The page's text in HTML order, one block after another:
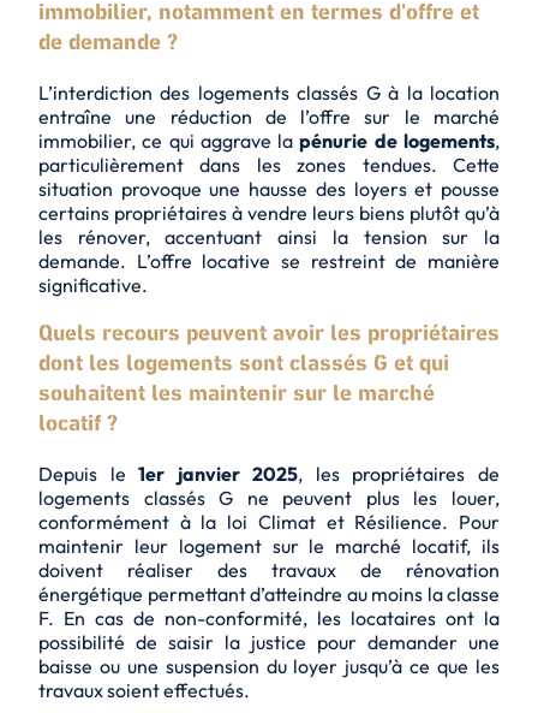
immobilier, notamment en termes d'offre et
de demande ?
L’interdiction des logements classés G à la location
entraîne une réduction de l’offre sur le marché
immobilier, ce qui aggrave lapénurie de logements,
particulièrement dans les zones tendues. Cette
situation provoque une hausse des loyerset pousse
certains propriétaires à vendre leurs biens plutôt qu’à
les rénover, accentuant ainsi la tension sur la
demande. L’offre locative se restreint de manière
significative.
Quels recours peuvent avoir les propriétaires
dont les logements sont classés G et qui
souhaitent les maintenir sur le marché
locatif ?
Depuis le1er janvier 2025, les propriétaires de
logements classés G ne peuvent plus les louer,
conformément à la loi Climat et Résilience. Pour
maintenir leur logement sur le marché locatif, ils
doivent réaliser des travaux de rénovation
énergétique permettant d’atteindre au moins la classe
F. En cas de non-conformité, les locataires ont la
possibilité de saisir la justice pour demander une
baisse ou une suspension du loyer jusqu’à ce que les
travaux soient effectués.